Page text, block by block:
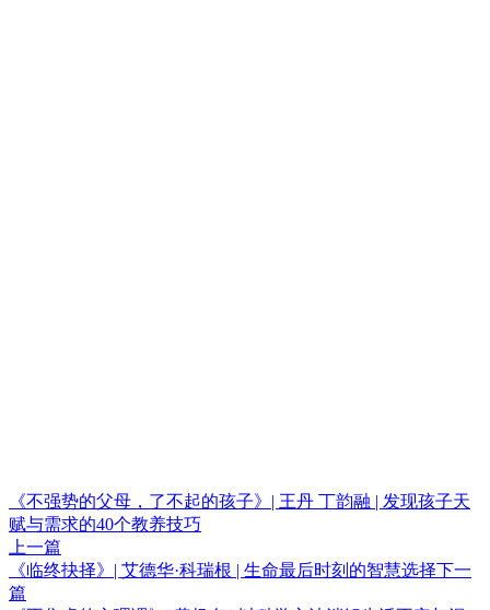
《不强势的父母，了不起的孩子》| 王丹 丁韵融 | 发现孩子天
赋与需求的40个教养技巧
上一篇
《临终抉择》| 艾德华·科瑞根 | 生命最后时刻的智慧选择下一
篇